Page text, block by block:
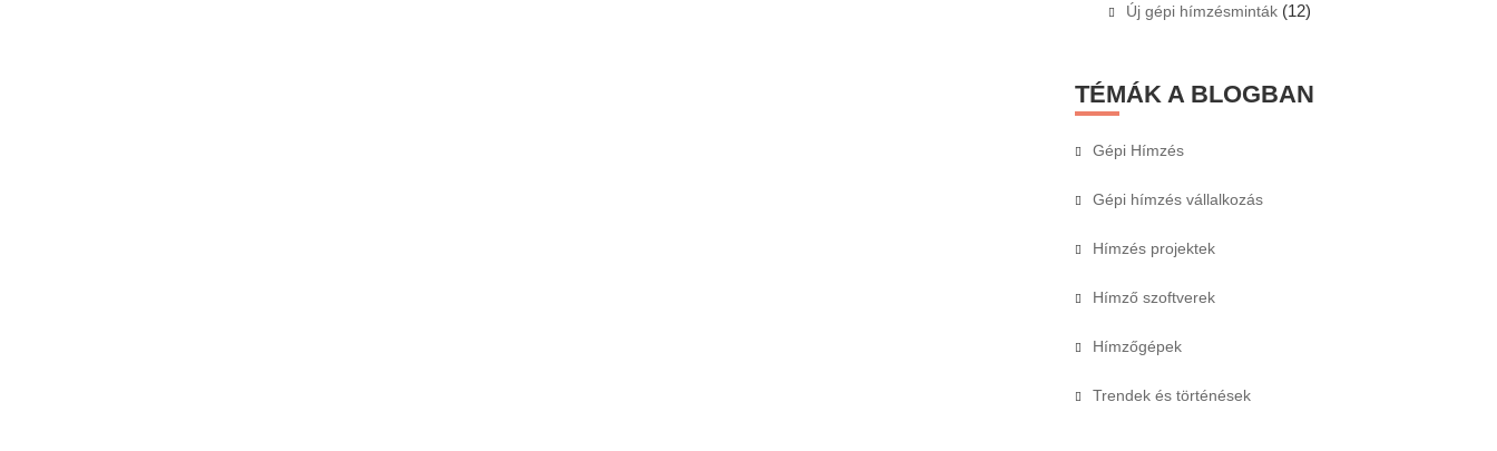
Új gépi hímzésminták (12)
TÉMÁK A BLOGBAN
Gépi Hímzés
Gépi hímzés vállalkozás
Hímzés projektek
Hímző szoftverek
Hímzőgépek
Trendek és történések